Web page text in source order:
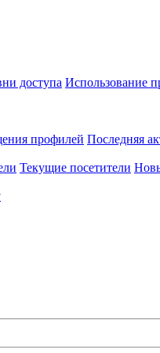
доступа Использование
профилей Последняя
Текущие посетители